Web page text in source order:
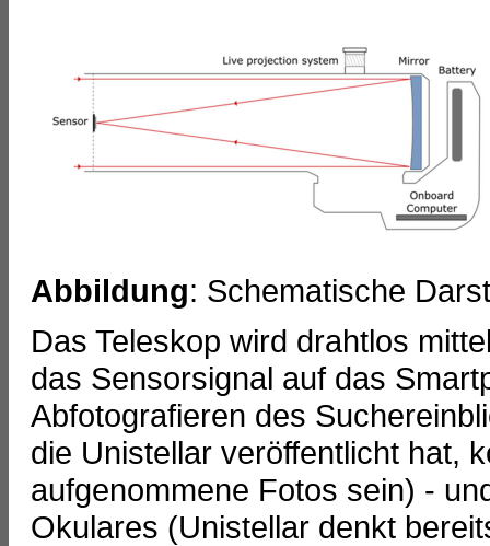
Abbildung: Schematische
Das Teleskop wird drahtlos
das Sensorsignal auf das
Abfotografieren des
die Unistellar veröffentlicht hat,
aufgenommene Fotos sein) -
Okulares (Unistellar denkt